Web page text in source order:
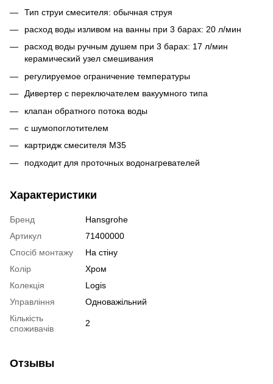
Тип струи смесителя: обычная струя
расход воды изливом на ванны при 3 барах: 20 л/мин
расход воды ручным душем при 3 барах: 17 л/мин
керамический узел смешивания
регулируемое ограничение температуры
Дивертер с переключателем вакуумного типа
клапан обратного потока воды
с шумопоглотителем
картридж смесителя M35
подходит для проточных водонагревателей
Характеристики
Бренд
Hansgrohe
Артикул
71400000
Спосіб монтажу
На стіну
Колір
Хром
Колекція
Logis
Управління
Одноважільний
Кількість
споживачів
2
Отзывы